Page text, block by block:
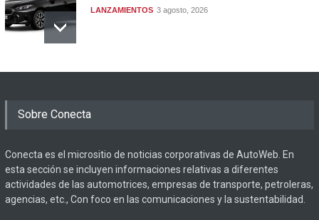
LANZAMIENTOS 3 agosto, 2026
Sobre Conecta
Conecta es el micrositio de noticias corporativas de AutoWeb. En
esta sección se incluyen informaciones relativas a diferentes
actividades de las automotrices, empresas de transporte, petroleras,
agencias, etc., Con foco en las comunicaciones y la sustentabilidad.